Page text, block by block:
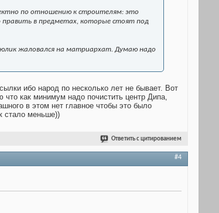
по отношению к строителям: это
править в предметах, которые стоят под
жаловался на матриархат. Думаю надо
ибо народ по несколько лет не бывает. Вот
как минимум надо почистить центр Дипа,
в этом нет главное чтобы это было
стало меньше))
Ответить с цитированием
#4